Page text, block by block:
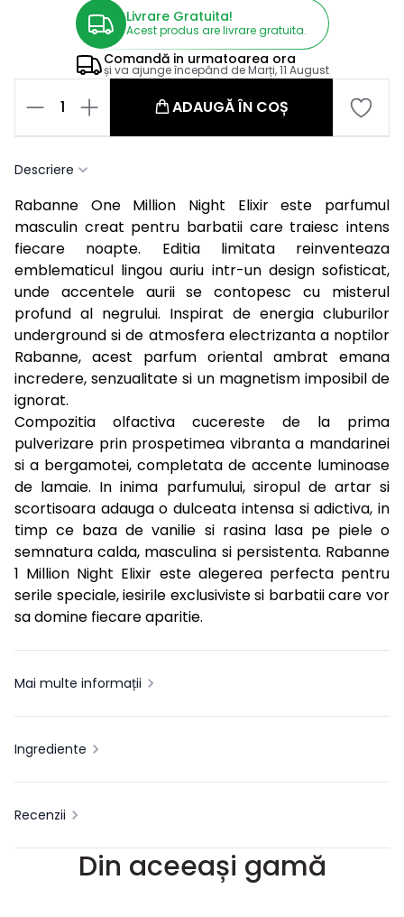
Livrare Gratuita!
Acest produs are livrare gratuita.
Comandă in urmatoarea ora
și va ajunge începând deMarți, 11 August
1 ADAUGĂ ÎN COȘ
Descriere
Rabanne One Million Night Elixir este parfumul
masculin creat pentru barbatii care traiesc intens
fiecare noapte. Editia limitata reinventeaza
emblematicul lingou auriu intr-un design sofisticat,
unde accentele aurii se contopesc cu misterul
profund al negrului. Inspirat de energia cluburilor
underground si de atmosfera electrizanta a noptilor
Rabanne, acest parfum oriental ambrat emana
incredere, senzualitate si un magnetism imposibil de
ignorat.
Compozitia olfactiva cucereste de la prima
pulverizare prin prospetimea vibranta a mandarinei
si a bergamotei, completata de accente luminoase
de lamaie. In inima parfumului, siropul de artar si
scortisoara adauga o dulceata intensa si adictiva, in
timp ce baza de vanilie si rasina lasa pe piele o
semnatura calda, masculina si persistenta. Rabanne
1 Million Night Elixir este alegerea perfecta pentru
serile speciale, iesirile exclusiviste si barbatii care vor
sa domine fiecare aparitie.
Mai multe informații
Ingrediente
Recenzii
Din aceeași gamă